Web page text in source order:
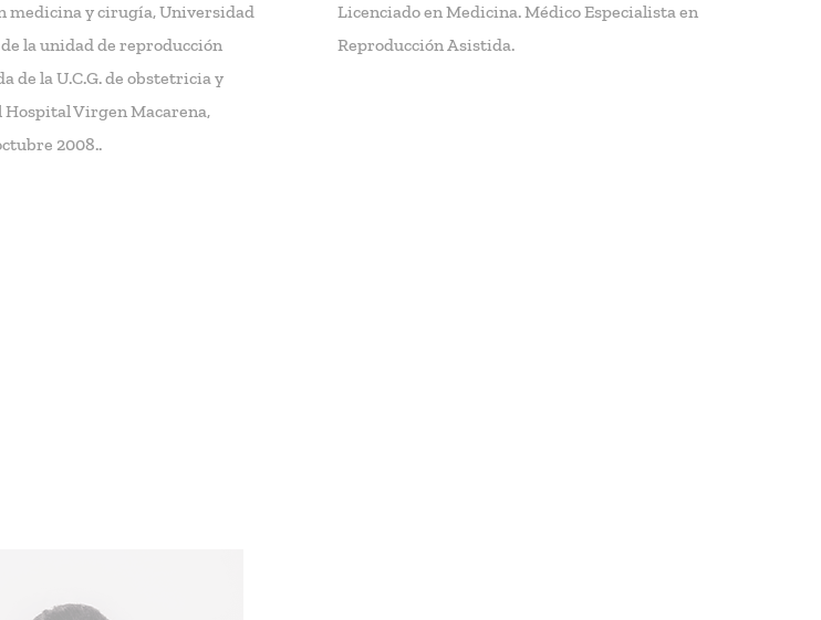
medicina y cirugía, Universidad
de la unidad de reproducción
de la U.C.G. de obstetricia y
Hospital Virgen Macarena,
2008..
Licenciado en Medicina. Médico Especialista en
Reproducción Asistida.